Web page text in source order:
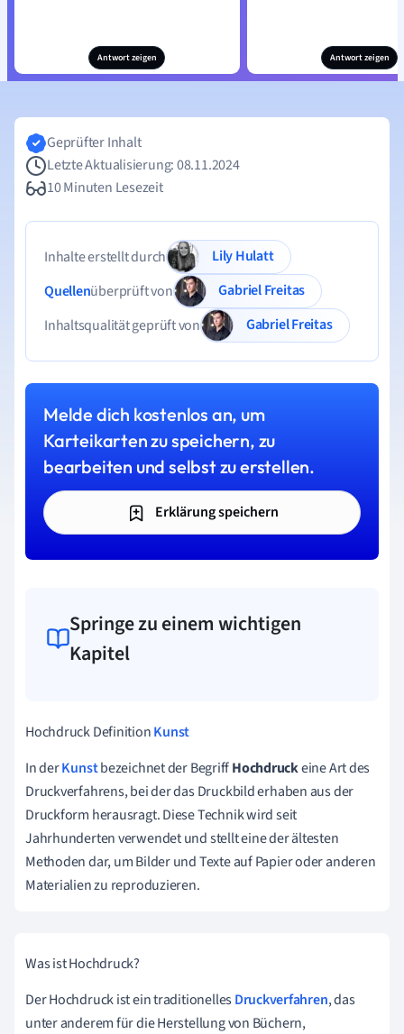
Antwort zeigen Antwort zeigen
Geprüfter Inhalt
Letzte Aktualisierung: 08.11.2024
10 Minuten Lesezeit
Inhalte erstellt durch
Lily Hulatt
Quellenüberprüft von
Gabriel Freitas
Inhaltsqualität geprüft von
Gabriel Freitas
Melde dich kostenlos an, um
Karteikarten zu speichern, zu
bearbeiten und selbst zu erstellen.
Erklärung speichern
Springe zu einem wichtigen
Kapitel
Hochdruck DefinitionKunst
In derKunstbezeichnet der BegriffHochdruckeine Art des
Druckverfahrens, bei der das Druckbild erhaben aus der
Druckform herausragt. Diese Technik wird seit
Jahrhunderten verwendet und stellt eine der ältesten
Methoden dar, um Bilder und Texte auf Papier oder anderen
Materialien zu reproduzieren.
Was ist Hochdruck?
Der Hochdruck ist ein traditionellesDruckverfahren, das
unter anderem für die Herstellung von Büchern,